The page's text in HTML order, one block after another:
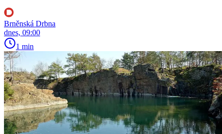
Brněnská Drbna
dnes, 09:00
1 min